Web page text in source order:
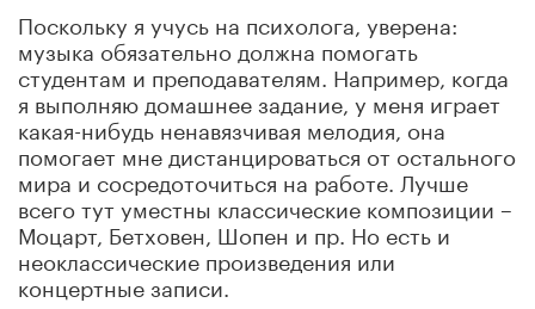
Поскольку я учусь на психолога, уверена:
музыка обязательно должна помогать
студентам и преподавателям. Например, когда
я выполняю домашнее задание, у меня играет
какая-нибудь ненавязчивая мелодия, она
помогает мне дистанцироваться от остального
мира и сосредоточиться на работе. Лучше
всего тут уместны классические композиции –
Моцарт, Бетховен, Шопен и пр. Но есть и
неоклассические произведения или
концертные записи.